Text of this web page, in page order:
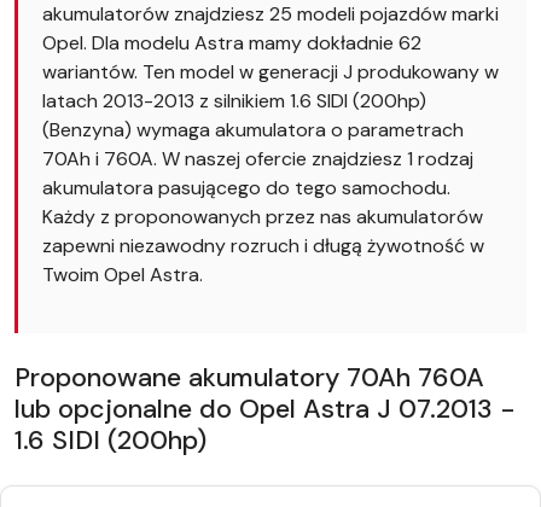
akumulatorów znajdziesz 25 modeli pojazdów marki
Opel. Dla modelu Astra mamy dokładnie 62
wariantów. Ten model w generacji J produkowany w
latach 2013-2013 z silnikiem 1.6 SIDI (200hp)
(Benzyna) wymaga akumulatora o parametrach
70Ah i 760A. W naszej ofercie znajdziesz 1 rodzaj
akumulatora pasującego do tego samochodu.
Każdy z proponowanych przez nas akumulatorów
zapewni niezawodny rozruch i długą żywotność w
Twoim Opel Astra.
Proponowane akumulatory 70Ah 760A
lub opcjonalne do Opel Astra J 07.2013 -
1.6 SIDI (200hp)